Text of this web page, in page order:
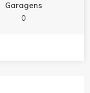
Garagens
0